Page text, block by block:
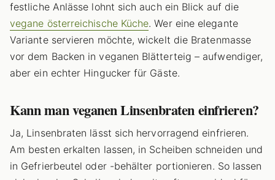
festliche Anlässe lohnt sich auch ein Blick auf die
vegane österreichische Küche. Wer eine elegante
Variante servieren möchte, wickelt die Bratenmasse
vor dem Backen in veganen Blätterteig – aufwendiger,
aber ein echter Hingucker für Gäste.
Kann man veganen Linsenbraten einfrieren?
Ja, Linsenbraten lässt sich hervorragend einfrieren.
Am besten erkalten lassen, in Scheiben schneiden und
in Gefrierbeutel oder -behälter portionieren. So lassen